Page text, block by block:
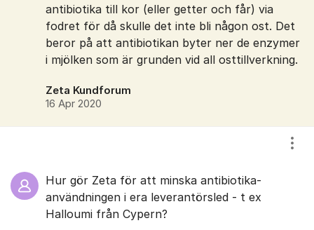
antibiotika till kor (eller getter och får) via
fodret för då skulle det inte bli någon ost. Det
beror på att antibiotikan byter ner de enzymer
i mjölken som är grunden vid all osttillverkning.
Zeta Kundforum
16 Apr 2020
Hur gör Zeta för att minska antibiotika-
användningen i era leverantörsled - t ex
Halloumi från Cypern?